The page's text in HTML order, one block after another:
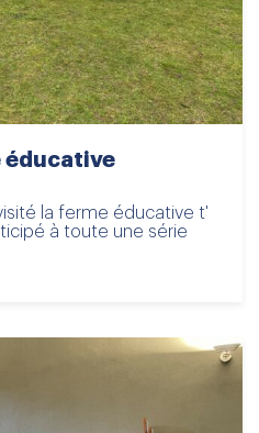
éducative
la ferme éducative t'
à toute une série